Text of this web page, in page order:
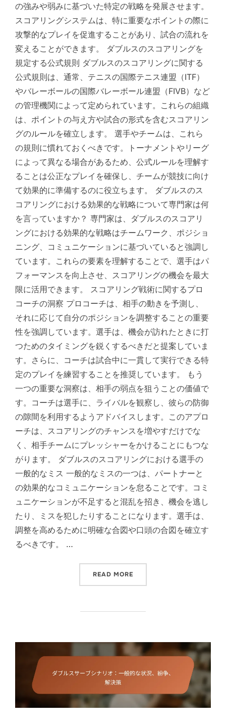
の強みや弱みに基づいた特定の戦略を発展させます。
スコアリングシステムは、特に重要なポイントの際に
攻撃的なプレイを促進することがあり、試合の流れを
変えることができます。 ダブルスのスコアリングを
規定する公式規則 ダブルスのスコアリングに関する
公式規則は、通常、テニスの国際テニス連盟（ITF）
やバレーボールの国際バレーボール連盟（FIVB）など
の管理機関によって定められています。これらの組織
は、ポイントの与え方や試合の形式を含むスコアリン
グのルールを確立します。 選手やチームは、これら
の規則に慣れておくべきです。トーナメントやリーグ
によって異なる場合があるため、公式ルールを理解す
ることは公正なプレイを確保し、チームが競技に向け
て効果的に準備するのに役立ちます。 ダブルスのス
コアリングにおける効果的な戦略について専門家は何
を言っていますか？ 専門家は、ダブルスのスコアリ
ングにおける効果的な戦略はチームワーク、ポジショ
ニング、コミュニケーションに基づいていると強調し
ています。これらの要素を理解することで、選手はパ
フォーマンスを向上させ、スコアリングの機会を最大
限に活用できます。 スコアリング戦術に関するプロ
コーチの洞察 プロコーチは、相手の動きを予測し、
それに応じて自分のポジションを調整することの重要
性を強調しています。選手は、機会が訪れたときに打
つためのタイミングを鋭くするべきだと提案していま
す。さらに、コーチは試合中に一貫して実行できる特
定のプレイを練習することを推奨しています。 もう
一つの重要な洞察は、相手の弱点を狙うことの価値で
す。コーチは選手に、ライバルを観察し、彼らの防御
の隙間を利用するようアドバイスします。このアプロ
ーチは、スコアリングのチャンスを増やすだけでな
く、相手チームにプレッシャーをかけることにもつな
がります。 ダブルスのスコアリングにおける選手の
一般的なミス 一般的なミスの一つは、パートナーと
の効果的なコミュニケーションを怠ることです。コミ
ュニケーションが不足すると混乱を招き、機会を逃し
たり、ミスを犯したりすることになります。選手は、
調整を高めるために明確な合図や口頭の合図を確立す
るべきです。 …
READ MORE